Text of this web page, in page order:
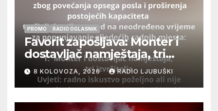
PROMO RADIO OGLASNIK
Favorit zapošljava: Monter i
dostavljač namještaja, tri
izvršitelja
8 KOLOVOZA, 2026 RADIO LJUBUŠKI